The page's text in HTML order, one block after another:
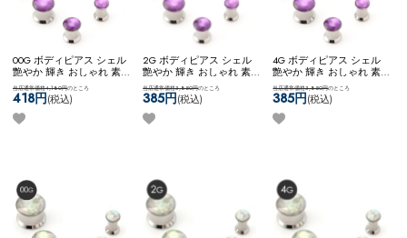
00G ボディピアス シェル
艶やか 輝き おしゃれ 素
敵 大人っぽい きれい シ
ンプル ステンレス ネコポ
スOK[ 00G ] マザーオブパ
ールPLUG (パープル)
当店通常価格4,180円のところ
418円(税込)
2G ボディピアス シェル
艶やか 輝き おしゃれ 素
敵 大人っぽい きれい シ
ンプル ステンレス ネコポ
スOK[ 2G ] マザーオブパ
ールPLUG (パープル)
当店通常価格3,850円のところ
385円(税込)
4G ボディピアス シェル
艶やか 輝き おしゃれ 素
敵 大人っぽい きれい シ
ンプル ステンレス ネコポ
スOK[ 4G ] マザーオブパ
ールPLUG (パープル)
当店通常価格3,850円のところ
385円(税込)